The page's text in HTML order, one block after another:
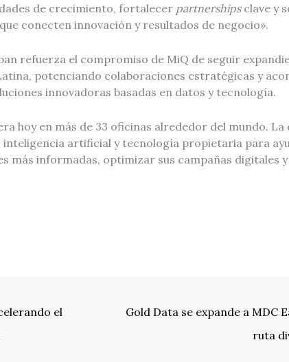
de crecimiento, fortalecer partnershipsclave y
conecten innovación y resultados de negocio».
refuerza el compromiso de MiQ de seguir
potenciando colaboraciones estratégicas y
innovadoras basadas en datos y tecnología.
hoy en más de 33 oficinas alrededor del mundo. La
inteligencia artificial y tecnología propietaria para
más informadas, optimizar sus campañas digitales
el
Gold Data se expande a MDC
ruta